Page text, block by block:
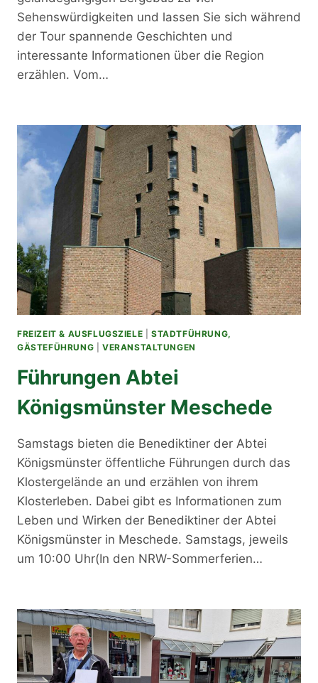
Sehenswürdigkeiten und lassen Sie sich während
der Tour spannende Geschichten und
interessante Informationen über die Region
erzählen. Vom…
FREIZEIT & AUSFLUGSZIELE |STADTFÜHRUNG,
GÄSTEFÜHRUNG
VERANSTALTUNGEN
Führungen Abtei
Königsmünster Meschede
Samstags bieten die Benediktiner der Abtei
Königsmünster öffentliche Führungen durch das
Klostergelände an und erzählen von ihrem
Klosterleben. Dabei gibt es Informationen zum
Leben und Wirken der Benediktiner der Abtei
Königsmünster in Meschede. Samstags, jeweils
um 10:00 Uhr(In den NRW-Sommerferien…